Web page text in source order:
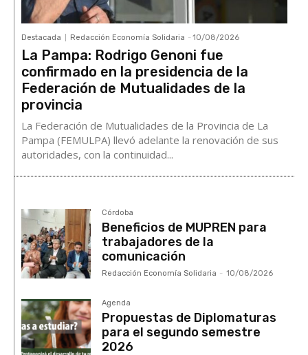
Destacada Redacción Economía Solidaria - 10/08/2026
La Pampa: Rodrigo Genoni fue
confirmado en la presidencia de la
Federación de Mutualidades de la
provincia
La Federación de Mutualidades de la Provincia de La
Pampa (FEMULPA) llevó adelante la renovación de sus
autoridades, con la continuidad...
Córdoba
Beneficios de MUPREN para
trabajadores de la
comunicación
Redacción Economía Solidaria - 10/08/2026
Agenda
Propuestas de Diplomaturas
para el segundo semestre
2026